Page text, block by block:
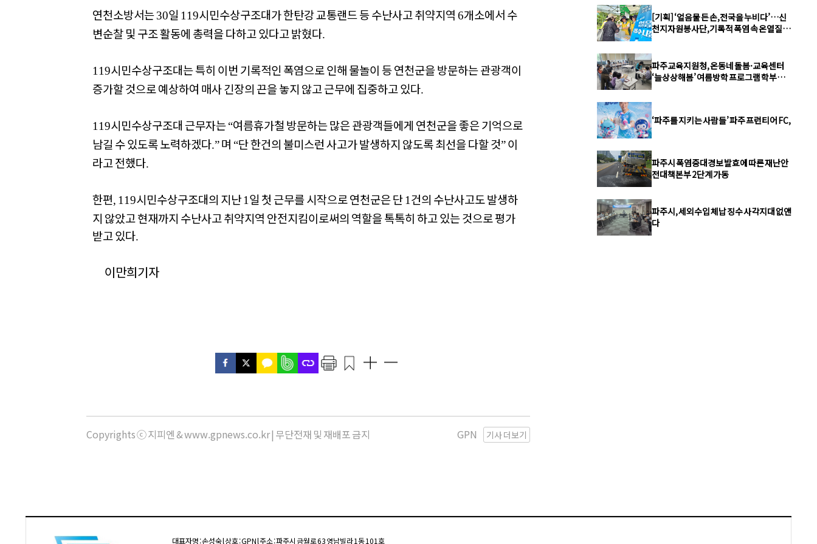
연천소방서는30일 119시민수상구조대가 한탄강 교통랜드 등 수난사고 취약지역 6개소에서 수
변순찰 및 구조 활동에 총력을 다하고 있다고 밝혔다.
119시민수상구조대는 특히 이번 기록적인 폭염으로 인해 물놀이 등 연천군을 방문하는 관광객이
증가할 것으로 예상하여 매사 긴장의 끈을 놓지 않고 근무에 집중하고 있다.
119시민수상구조대 근무자는“여름휴가철 방문하는 많은 관광객들에게 연천군을 좋은 기억으로
남길 수 있도록 노력하겠다.”며 “단 한건의 불미스런 사고가 발생하지 않도록 최선을 다할 것”이
라고 전했다.
한편, 119시민수상구조대의 지난1 일 첫 근무를 시작으로 연천군은 단1 건의 수난사고도 발생하
지 않았고 현재까지 수난사고 취약지역 안전지킴이로써의 역할을 톡톡히 하고 있는 것으로 평가
받고 있다.
이만희기자
Copyrights ⓒ 지피엔 & www.gpnews.co.kr | 무단전재 및 재배포 금지 기사 더보기
GPN
[기획] ‘얼음물 든 손,전국을 누비다’…신
천지자원봉사단,기록적 폭염 속 온열질환
파주교육지원청, 온동네 돌봄·교육센터
‘늘상상해봄’ 여름방학 프로그램 학부모·
‘파주를 지키는 사람들’ 파주 프런티어 FC,
파주시 폭염중대경보 발효에 따른 재난안
전대책본부 2단계 가동
파주시, 세외수입 체납 징수 사각지대 없앤
다
대표자명 : 손성숙 l 상호 : GPN l 주소 : 파주시 금월로 63 영남빌라 1동 101호